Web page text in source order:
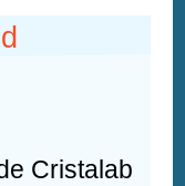
Cristalab